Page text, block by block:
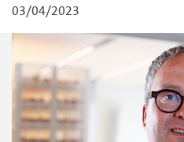
03/04/2023